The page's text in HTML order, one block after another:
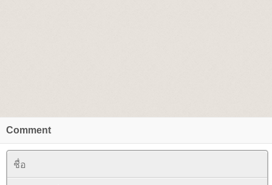
Comment